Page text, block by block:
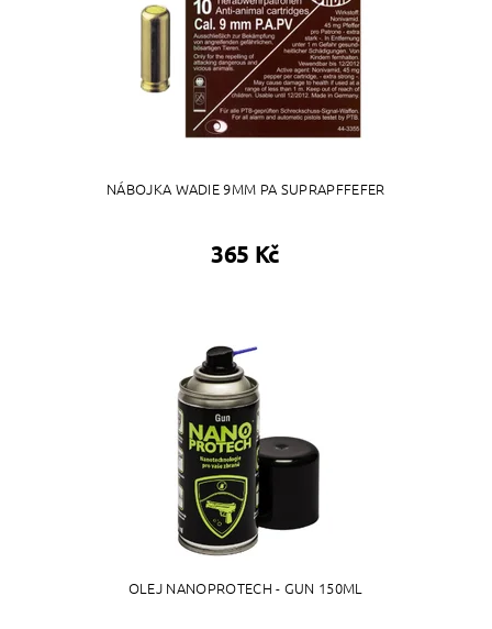
NÁBOJKA WADIE 9MM PA SUPRAPFFEFER
365 Kč
OLEJ NANOPROTECH - GUN 150ML